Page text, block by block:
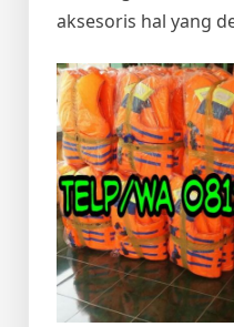
aksesoris hal yang